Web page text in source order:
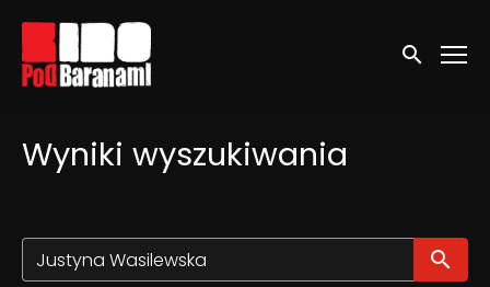
Linki ułatwień dostępu
Wyszukaj
Wyniki wyszukiwania